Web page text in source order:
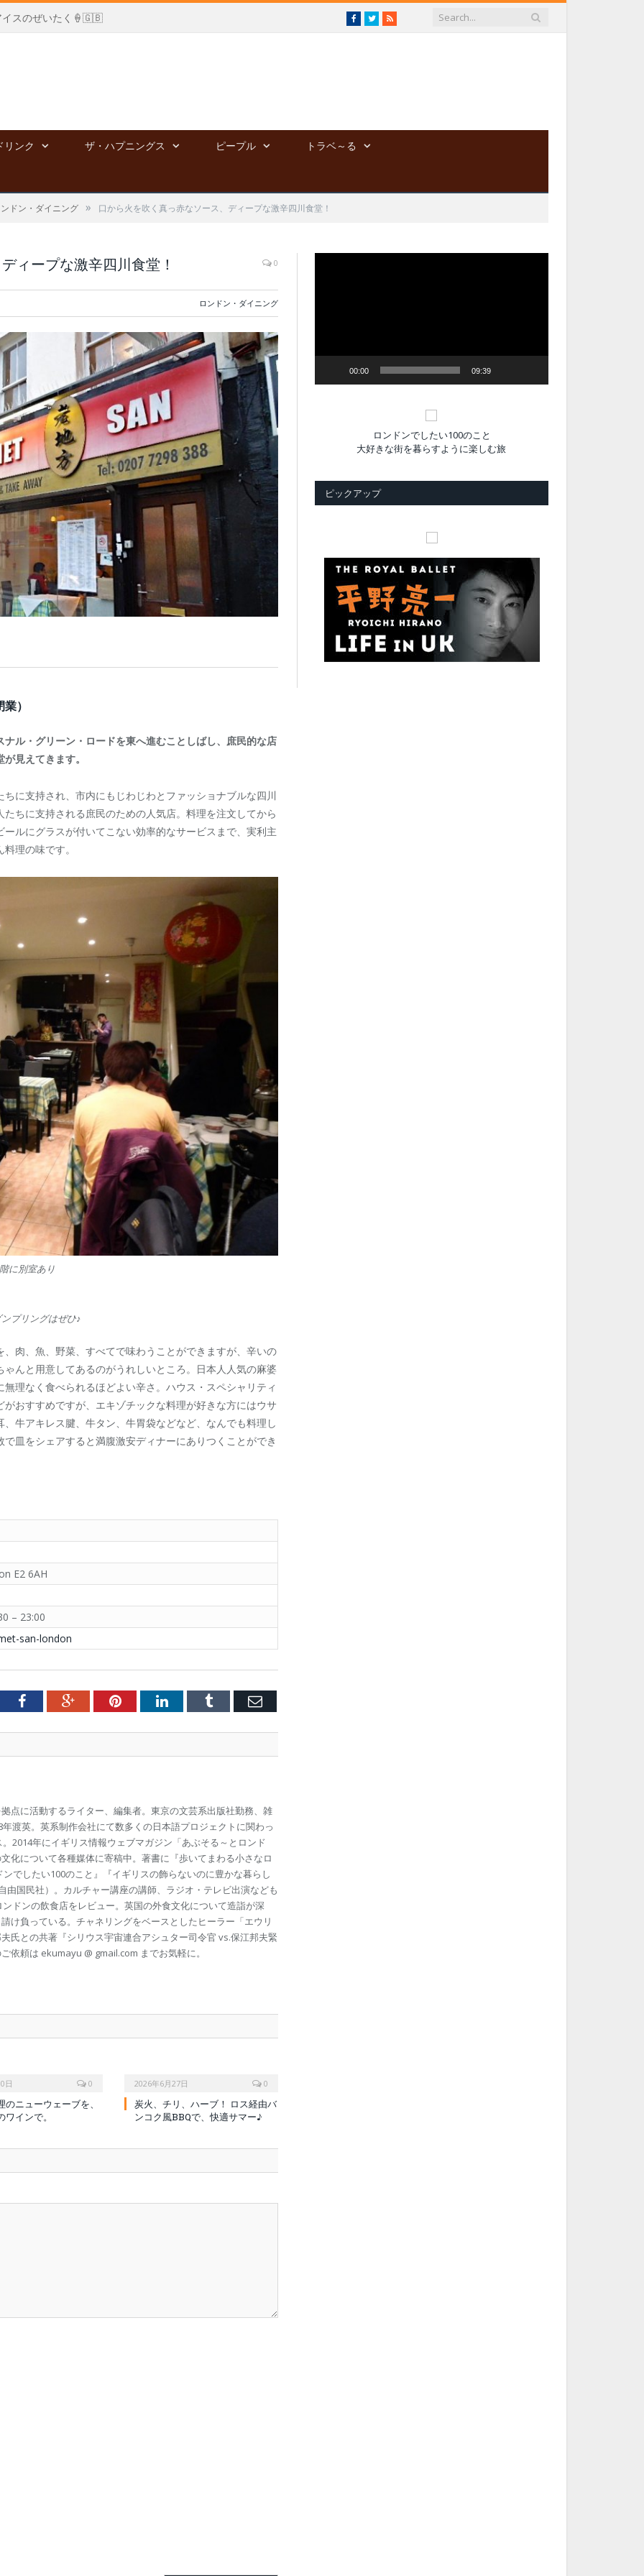
イスのぜいたく🍦🇬🇧 Facebook
TwitterRSS
リンク ザ・ハプニングス ピープル トラベ～る
ドン・ダイニング » 口から火を吹く真っ赤なソース、ディープな激辛四川食堂！
ィープな激辛四川食堂！ 0
ロンドン・ダイニング
）
ル・グリーン・ロードを東へ進むことしばし、庶民的な店
見えてきます。
に支持され、市内にもじわじわとファッショナブルな四川
ちに支持される庶民のための人気店。料理を注文してから
ルにグラスが付いてこない効率的なサービスまで、実利主
理の味です。
に別室あり
プリングはぜひ♪
肉、魚、野菜、すべてで味わうことができますが、辛いの
んと用意してあるのがうれしいところ。日本人人気の麻婆
理なく食べられるほどよい辛さ。ハウス・スペシャリティ
おすすめですが、エキゾチックな料理が好きな方にはウサ
牛アキレス腱、牛タン、牛胃袋などなど、なんでも料理し
皿をシェアすると満腹激安ディナーにありつくことができ
E2 6AH
– 23:00
san-london
FacebookGoogle+PinterestLinkedInTumblr Email
点に活動するライター、編集者。東京の文芸系出版社勤務、雑
渡英。英系制作会社にて数多くの日本語プロジェクトに関わっ
2014年にイギリス情報ウェブマガジン「あぶそる～とロンド
化について各種媒体に寄稿中。著書に『歩いてまわる小さなロ
でしたい100のこと』『イギリスの飾らないのに豊かな暮らし
由国民社）。カルチャー講座の講師、ラジオ・テレビ出演なども
ドンの飲食店をレビュー。英国の外食文化について造詣が深
け負っている。チャネリングをベースとしたヒーラー「エウリ
氏との共著『シリウス宇宙連合アシュター司令官 vs.保江邦夫緊
依頼は ekumayu @ gmail.com までお気軽に。
日 0
のニューウェーブを、
インで。
2026年6月27日 0
炭火、チリ、ハーブ！ ロス経由バ
ンコク風BBQで、快適サマー♪
00:00 09:39
ロンドンでしたい100のこと
大好きな街を暮らすように楽しむ旅
ピックアップ